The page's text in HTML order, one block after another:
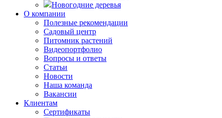
Новогодние деревья
О компании
Полезные рекомендации
Садовый центр
Питомник растений
Видеопортфолио
Вопросы и ответы
Статьи
Новости
Наша команда
Вакансии
Клиентам
Сертификаты